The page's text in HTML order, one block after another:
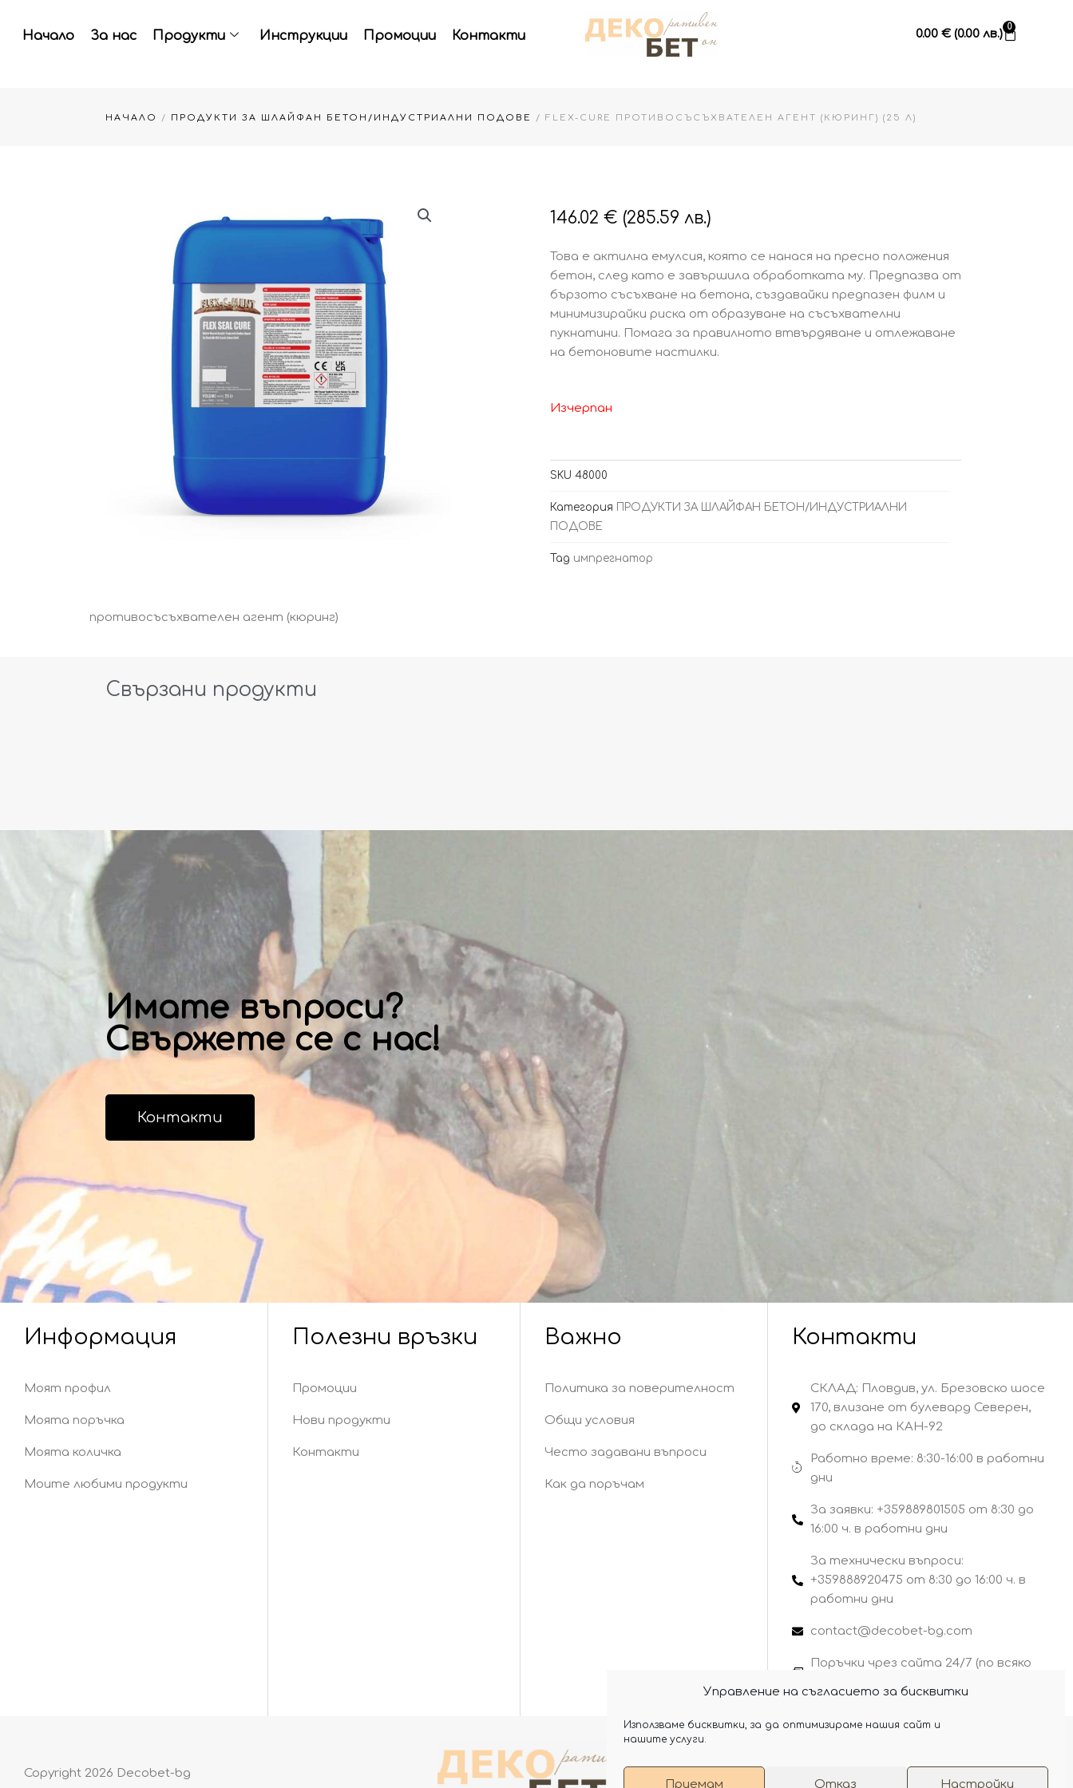
Управление на съгласието за бисквитки
Използваме бисквитки, за да оптимизираме нашия сайт и
нашите услуги.
Приемам Отказ Настройки
Начало За нас Продукти Инструкции Промоции Контакти 0.00€ (0.00 лв.)
0
Cart
НАЧАЛО / ПРОДУКТИ ЗА ШЛАЙФАН БЕТОН/ИНДУСТРИАЛНИ ПОДОВЕ / FLEX-CURE ПРОТИВОСЪСЪХВАТЕЛЕН АГЕНТ (КЮРИНГ) (25 Л)
146.02 € (285.59 лв.)
Това е актилна емулсия, която се нанася на пресно положения
бетон, след като е завършила обработката му. Предпазва от
бързото съсъхване на бетона, създавайки предпазен филм и
минимизирайки риска от образуване на съсъхвателни
пукнатини. Помага за правилното втвърдяване и отлежаване
на бетоновите настилки.
Изчерпан
SKU 48000
Категория ПРОДУКТИ ЗА ШЛАЙФАН БЕТОН/ИНДУСТРИАЛНИ
ПОДОВЕ
Tag импрегнатор
противосъсъхвателен агент (кюринг)
Свързани продукти
Имате въпроси?
Свържете се с нас!
Контакти
Информация
Моят профил
Моята поръчка
Моята количка
Моите любими продукти
Полезни връзки
Промоции
Нови продукти
Контакти
Важно
Политика за поверителност
Общи условия
Често задавани въпроси
Как да поръчам
Контакти
СКЛАД: Пловдив, ул. Брезовско шосе
170, влизане от булевард Северен,
до склада на КАН-92
Работно време: 8:30-16:00 в работни
дни
За заявки: +359889801505 от 8:30 до
16:00 ч. в работни дни
За технически въпроси:
+359888920475 от 8:30 до 16:00 ч. в
работни дни
contact@decobet-bg.com
Поръчки чрез сайта 24/7 (по всяко
Copyright 2026 Decobet-bg
F